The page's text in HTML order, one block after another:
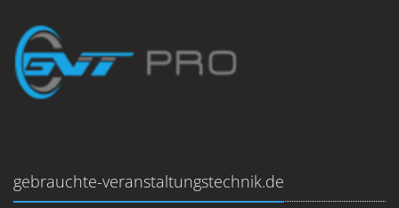
gebrauchte-veranstaltungstechnik.de